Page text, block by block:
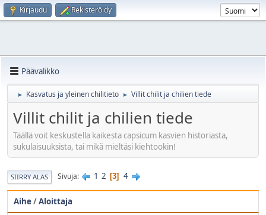
Kirjaudu Rekisteröidy
Päävalikko
► Kasvatus ja yleinen chilitieto ► Villit chilit ja chilien tiede
Villit chilit ja chilien tiede
Täällä voit keskustella kaikesta capsicum kasvien historiasta,
sukulaisuuksista, tai mikä mieltäsi kiehtookin!
SIIRRY ALAS Sivuja 1 2 3 4
Aihe/Aloittaja